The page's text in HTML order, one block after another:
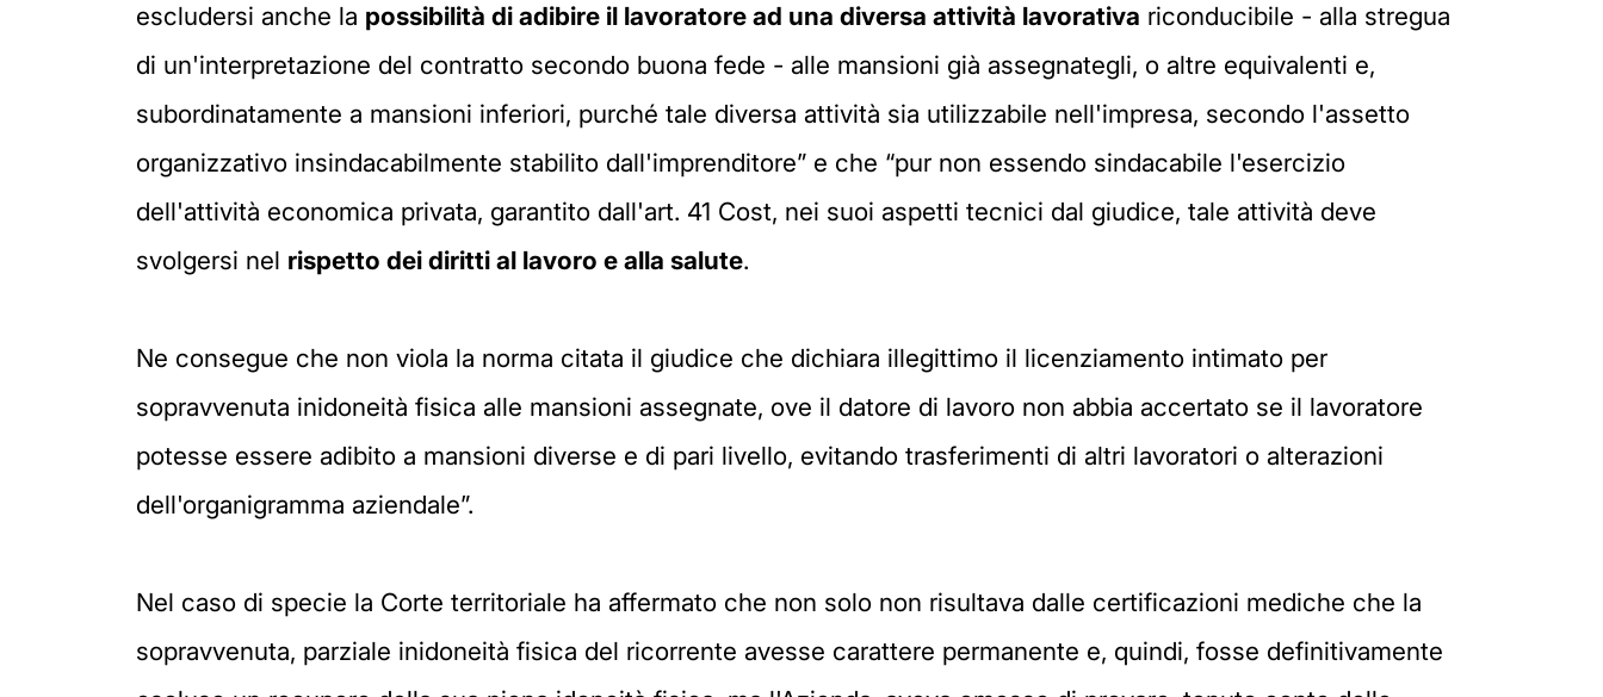
escludersi anche la possibilità di adibire il lavoratore ad una diversa attività lavorativa riconducibile - alla stregua
di un'interpretazione del contratto secondo buona fede - alle mansioni già assegnategli, o altre equivalenti e,
subordinatamente a mansioni inferiori, purché tale diversa attività sia utilizzabile nell'impresa, secondo l'assetto
organizzativo insindacabilmente stabilito dall'imprenditore” e che “pur non essendo sindacabile l'esercizio
dell'attività economica privata, garantito dall'art. 41 Cost, nei suoi aspetti tecnici dal giudice, tale attività deve
svolgersi nel rispetto dei diritti al lavoro e alla salute.
Ne consegue che non viola la norma citata il giudice che dichiara illegittimo il licenziamento intimato per
sopravvenuta inidoneità fisica alle mansioni assegnate, ove il datore di lavoro non abbia accertato se il lavoratore
potesse essere adibito a mansioni diverse e di pari livello, evitando trasferimenti di altri lavoratori o alterazioni
dell'organigramma aziendale”.
Nel caso di specie la Corte territoriale ha affermato che non solo non risultava dalle certificazioni mediche che la
sopravvenuta, parziale inidoneità fisica del ricorrente avesse carattere permanente e, quindi, fosse definitivamente